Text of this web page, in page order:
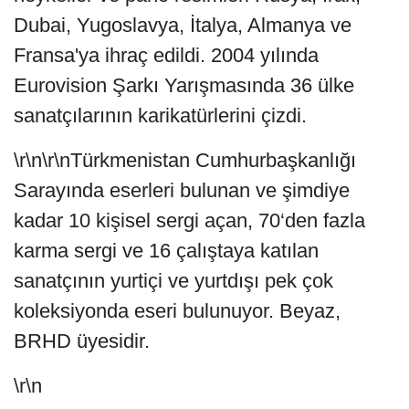
Dubai, Yugoslavya, İtalya, Almanya ve
Fransa'ya ihraç edildi. 2004 yılında
Eurovision Şarkı Yarışmasında 36 ülke
sanatçılarının karikatürlerini çizdi.
\r\n\r\nTürkmenistan Cumhurbaşkanlığı
Sarayında eserleri bulunan ve şimdiye
kadar 10 kişisel sergi açan, 70‘den fazla
karma sergi ve 16 çalıştaya katılan
sanatçının yurtiçi ve yurtdışı pek çok
koleksiyonda eseri bulunuyor. Beyaz,
BRHD üyesidir.
\r\n